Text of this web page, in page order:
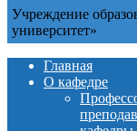
Учреждение
университет»
Главная
О кафедре